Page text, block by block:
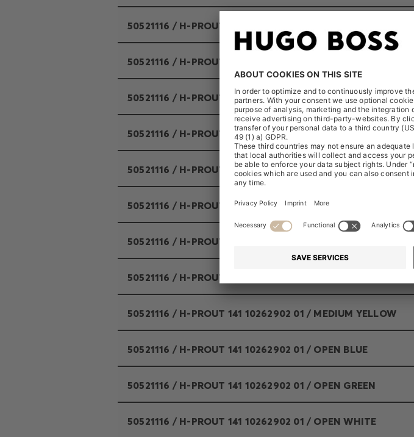
50521116 / H-PROUT 141 10262902 01 / DARK BLUE
50521116 / H-PROUT 141 10262902 01 / DARK BROWN
50521116 / H-PROUT 141 10262902 01 / DARK RED
50521116 / H-PROUT 141 10262902 01 / LIGHT BEIGE
50521116 / H-PROUT 141 10262902 01 / LIGHT/PASTEL BLUE
50521116 / H-PROUT 141 10262902 01 / LIGHT/PASTEL GREEN
50521116 / H-PROUT 141 10262902 01 / LIGHT/PASTEL PINK
50521116 / H-PROUT 141 10262902 01 / MEDIUM GREEN
50521116 / H-PROUT 141 10262902 01 / MEDIUM YELLOW
50521116 / H-PROUT 141 10262902 01 / OPEN BLUE
50521116 / H-PROUT 141 10262902 01 / OPEN GREEN
50521116 / H-PROUT 141 10262902 01 / OPEN WHITE